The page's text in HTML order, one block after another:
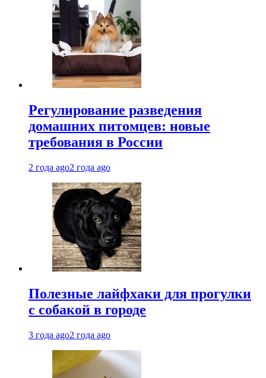
Регулирование разведения
домашних питомцев: новые
требования в России
2 года ago2 года ago
Полезные лайфхаки для прогулки
с собакой в городе
3 года ago2 года ago